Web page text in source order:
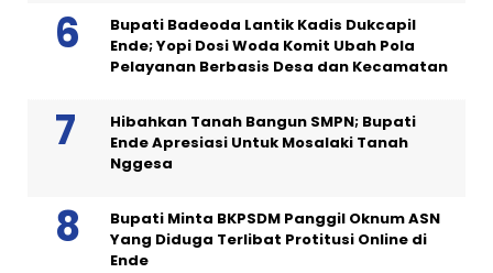
Bupati Badeoda Lantik Kadis Dukcapil
Ende; Yopi Dosi Woda Komit Ubah Pola
Pelayanan Berbasis Desa dan Kecamatan
Hibahkan Tanah Bangun SMPN; Bupati
Ende Apresiasi Untuk Mosalaki Tanah
Nggesa
Bupati Minta BKPSDM Panggil Oknum ASN
Yang Diduga Terlibat Protitusi Online di
Ende